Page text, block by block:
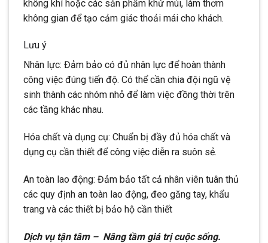
không khí hoặc các sản phẩm khử mùi, làm thơm
không gian để tạo cảm giác thoải mái cho khách.
Lưu ý
Nhân lực: Đảm bảo có đủ nhân lực để hoàn thành
công việc đúng tiến độ. Có thể cần chia đội ngũ vệ
sinh thành các nhóm nhỏ để làm việc đồng thời trên
các tầng khác nhau.
Hóa chất và dụng cụ: Chuẩn bị đầy đủ hóa chất và
dụng cụ cần thiết để công việc diễn ra suôn sẻ.
An toàn lao động: Đảm bảo tất cả nhân viên tuân thủ
các quy định an toàn lao động, đeo găng tay, khẩu
trang và các thiết bị bảo hộ cần thiết
Dịch vụ tận tâm – Nâng tầm giá trị cuộc sống.